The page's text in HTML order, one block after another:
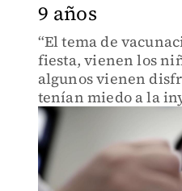
9 años
“El tema de
fiesta, vienen los
algunos vienen
tenían miedo a la
lo tienen", indicó el